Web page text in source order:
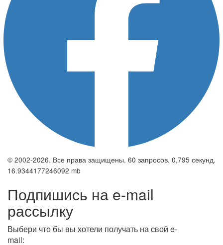
© 2002-2026. Все права защищены. 60 запросов. 0,795 секунд.
16.9344177246092 mb
Подпишись на e-mail
рассылку
Выбери что бы вы хотели получать на свой e-
mail: